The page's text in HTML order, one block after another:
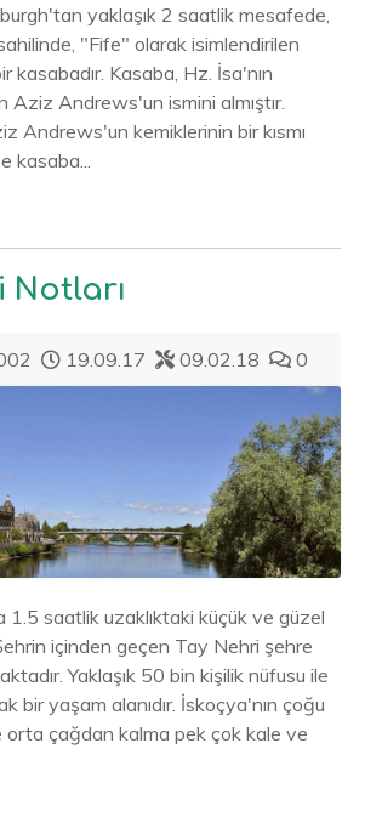
yaklaşık 2 saatlik mesafede,
"Fife" olarak isimlendirilen
kasabadır. Kasaba, Hz. İsa'nın
Aziz Andrews'un ismini almıştır.
Andrews'un kemiklerinin bir kısmı
kasaba...
Notları
19.09.17 09.02.18 0
1.5 saatlik uzaklıktaki küçük ve güzel
içinden geçen Tay Nehri şehre
Yaklaşık 50 bin kişilik nüfusu ile
bir yaşam alanıdır. İskoçya'nın çoğu
orta çağdan kalma pek çok kale ve